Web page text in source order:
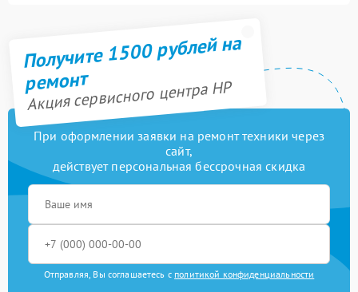
Получите 1500 рублей на
ремонт
Акция сервисного центра HP
При оформлении заявки на ремонт техники через
сайт,
действует персональная бессрочная скидка
Отправляя, Вы соглашаетесь с политикой конфиденциальности